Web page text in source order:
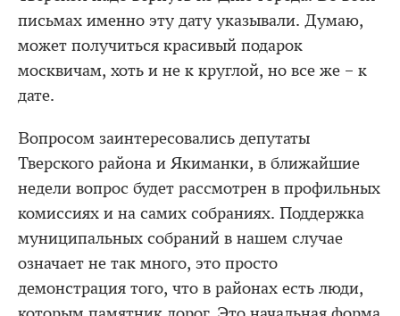
письмах именно эту дату указывали. Думаю,
может получиться красивый подарок
москвичам, хоть и не к круглой, но все же – к
дате.
Вопросом заинтересовались депутаты
Тверского района и Якиманки, в ближайшие
недели вопрос будет рассмотрен в профильных
комиссиях и на самих собраниях. Поддержка
муниципальных собраний в нашем случае
означает не так много, это просто
демонстрация того, что в районах есть люди,